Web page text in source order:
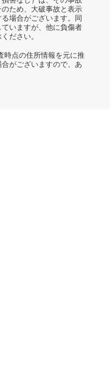
ため、大破事故と表示
場合がございます。同
いますが、他に負傷者
ださい。
時点の住所情報を元に推
がございますので、あ